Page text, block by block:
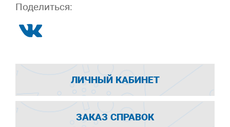
Поделиться:
ЛИЧНЫЙ КАБИНЕТ
ЗАКАЗ СПРАВОК